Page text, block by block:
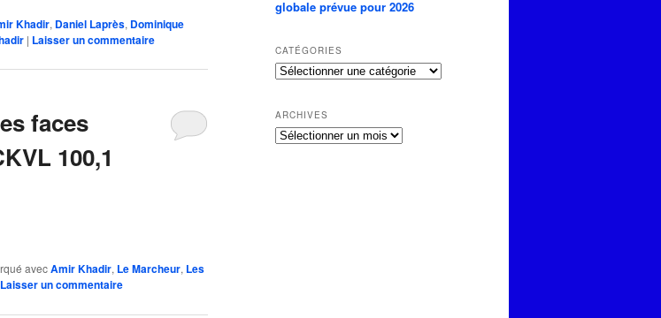
Khadir, Daniel Laprès, Dominique
| Laisser un commentaire
faces
100,1
avecAmir Khadir, Le Marcheur, Les
Laisser un commentaire
globale prévue pour 2026
CATÉGORIES
Catégories
ARCHIVES
Archives